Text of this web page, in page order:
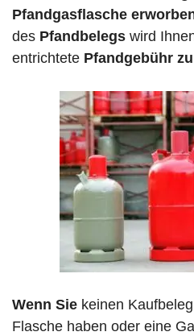
Pfandgasflasche
des Pfandbelegs wird
entrichtete Pfandgebühr
Wenn Sie keinen
Flasche haben oder eine